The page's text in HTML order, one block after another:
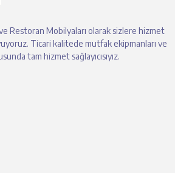
Restoran Mobilyaları olarak sizlere hizmet
Ticari kalitede mutfak ekipmanları ve
tam hizmet sağlayıcısıyız.